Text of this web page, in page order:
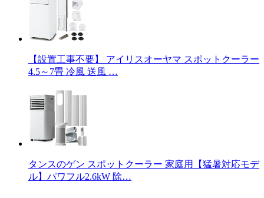
【設置工事不要】 アイリスオーヤマ スポットクーラー
4.5～7畳 冷風 送風 …
タンスのゲン スポットクーラー 家庭用【猛暑対応モデ
ル】パワフル2.6kW 除…